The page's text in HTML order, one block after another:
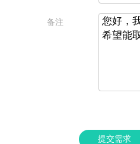
备注
提交需求